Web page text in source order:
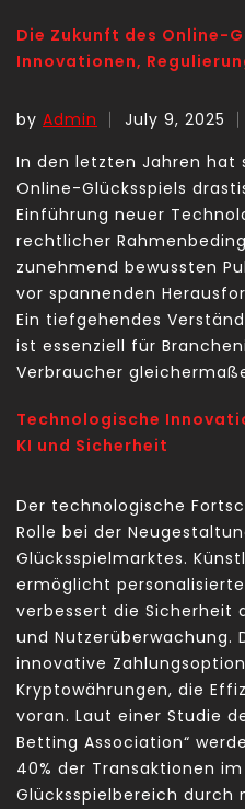
Die Zukunft des Online-
Innovationen,
by Admin July 9, 2025
In den letzten Jahren hat
Online-Glücksspiels
Einführung neuer
rechtlicher
zunehmend bewussten
vor spannenden
Ein tiefgehendes
ist essenziell für
Verbraucher
Technologische
KI und Sicherheit
Der technologische
Rolle bei der
Glücksspielmarktes.
ermöglicht
verbessert die Sicherheit
und Nutzerüberwachung.
innovative
Kryptowährungen, die
voran. Laut einer Studie
Betting Association“
40% der Transaktionen
Glücksspielbereich durch